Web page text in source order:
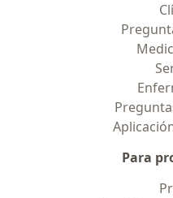
Para